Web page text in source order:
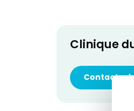
Clinique
Contacter